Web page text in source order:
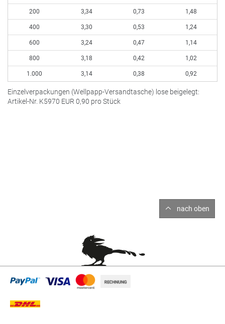
200
400
600
800
1.000
3,34
3,30
3,24
3,18
3,14
0,73
0,53
0,47
0,42
0,38
1,48
1,24
1,14
1,02
0,92
Einzelverpackungen (Wellpapp-Versandtasche) lose beigelegt:
Artikel-Nr. K5970 EUR 0,90 pro Stück
nach oben